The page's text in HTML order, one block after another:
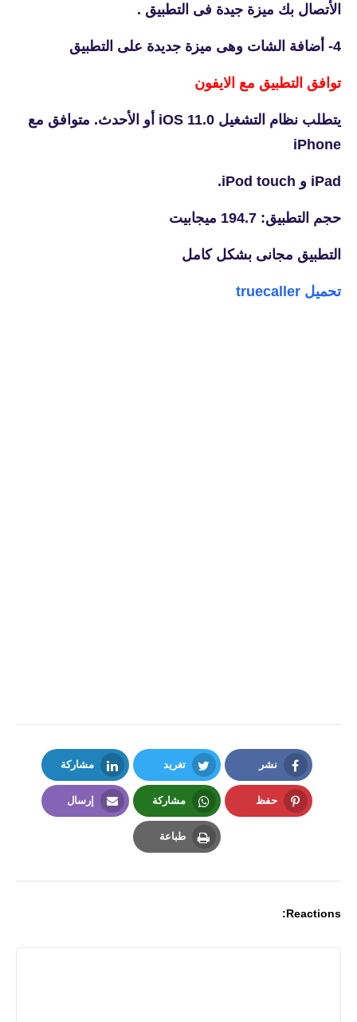
الأتصال بك ميزة جيدة فى التطبيق .
4- أضافة الشات وهى ميزة جديدة على التطبيق
توافق التطبيق مع الايفون
يتطلب نظام التشغيل iOS 11.0 أو الأحدث. متوافق مع
iPhone
iPad و iPod touch.
حجم التطبيق: 194.7 ميجابيت
التطبيق مجانى بشكل كامل
تحميل truecaller
نشر
Facebook
تغريد
Twitter
مشاركة
LinkedIn
حفظ مشاركة
Whatsapp
إرسال
طباعة
Reactions: